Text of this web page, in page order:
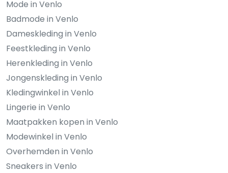
Mode in Venlo
Badmode in Venlo
Dameskleding in Venlo
Feestkleding in Venlo
Herenkleding in Venlo
Jongenskleding in Venlo
Kledingwinkel in Venlo
Lingerie in Venlo
Maatpakken kopen in Venlo
Modewinkel in Venlo
Overhemden in Venlo
Sneakers in Venlo